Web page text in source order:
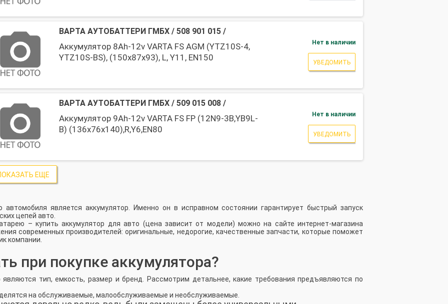
ВАРТА АУТОБАТТЕРИ ГМБХ/ 508 901 015/
Аккумулятор 8Ah-12v VARTA FS AGM (YTZ10S-4,
YTZ10S-BS), (150x87x93), L, Y11, EN150
Нет в наличии
УВЕДОМИТЬ
ВАРТА АУТОБАТТЕРИ ГМБХ/ 509 015 008/
Аккумулятор 9Ah-12v VARTA FS FP (12N9-3B,YB9L-
B) (136x76x140),R,Y6,EN80
Нет в наличии
УВЕДОМИТЬ
ЕЩЕ
является аккумулятор. Именно он в исправном состоянии гарантирует быстрый запуск
цепей авто.
–купить аккумулятор для авто (цена зависит от модели) можно на сайте интернет-магазина
современных производителей: оригинальные, недорогие, качественные запчасти, которые поможет
компании.
при покупке аккумулятора?
являются тип, емкость, размер и бренд. Рассмотрим детальнее, какие требования предъявляются по
на обслуживаемые, малообслуживаемые и необслуживаемые.